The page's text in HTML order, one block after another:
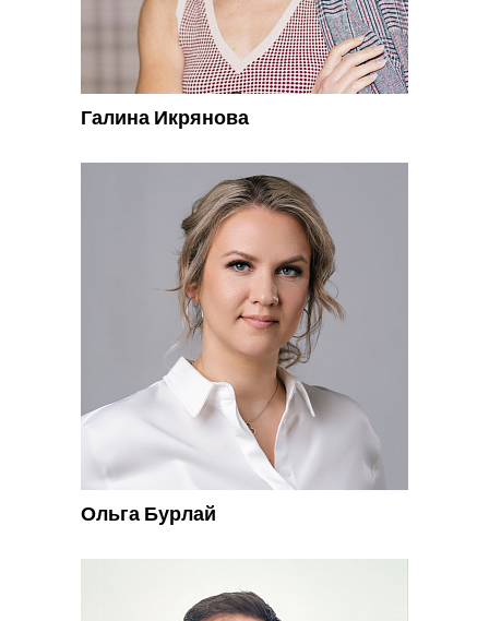
Галина Икрянова
Ольга Бурлай